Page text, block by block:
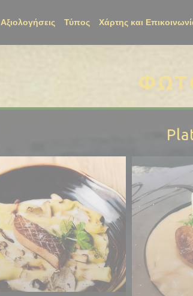
Αξιολογήσεις Τύπος Χάρτης και